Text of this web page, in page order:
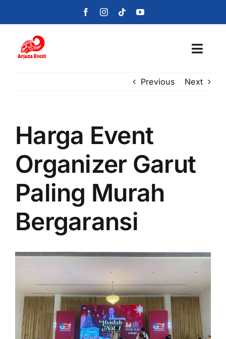
Portofolio
Blog
PRICELIST
Hubungi Kami
Previous Next
Harga Event
Organizer Garut
Paling Murah
Bergaransi